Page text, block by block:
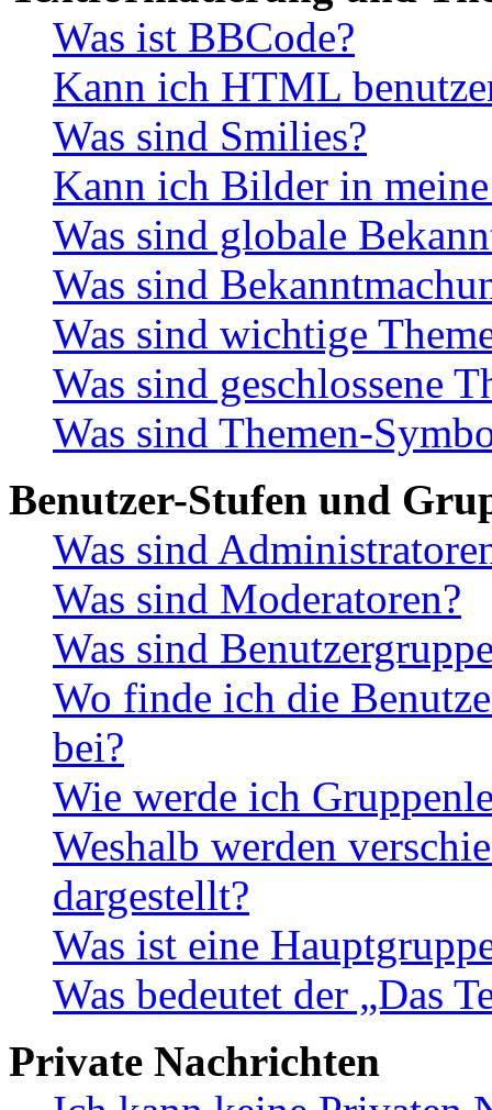
Was ist BBCode?
Kann ich HTML
Was sind Smilies?
Kann ich Bilder in
Was sind globale
Was sind
Was sind wichtige
Was sind geschlossene
Was sind Themen-
Benutzer-Stufen und
Was sind
Was sind Moderatoren?
Was sind
Wo finde ich die
bei?
Wie werde ich
Weshalb werden
dargestellt?
Was ist eine
Was bedeutet der „Das
Private Nachrichten